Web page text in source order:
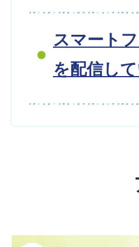
スマート
を配信し